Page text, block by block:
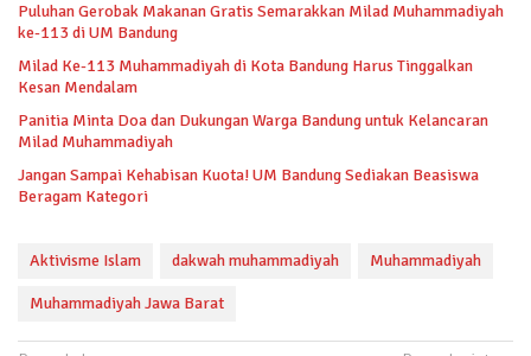
Puluhan Gerobak Makanan Gratis Semarakkan Milad Muhammadiyah
ke-113 di UM Bandung
Milad Ke-113 Muhammadiyah di Kota Bandung Harus Tinggalkan
Kesan Mendalam
Panitia Minta Doa dan Dukungan Warga Bandung untuk Kelancaran
Milad Muhammadiyah
Jangan Sampai Kehabisan Kuota! UM Bandung Sediakan Beasiswa
Beragam Kategori
Aktivisme Islam dakwah muhammadiyah Muhammadiyah
Muhammadiyah Jawa Barat